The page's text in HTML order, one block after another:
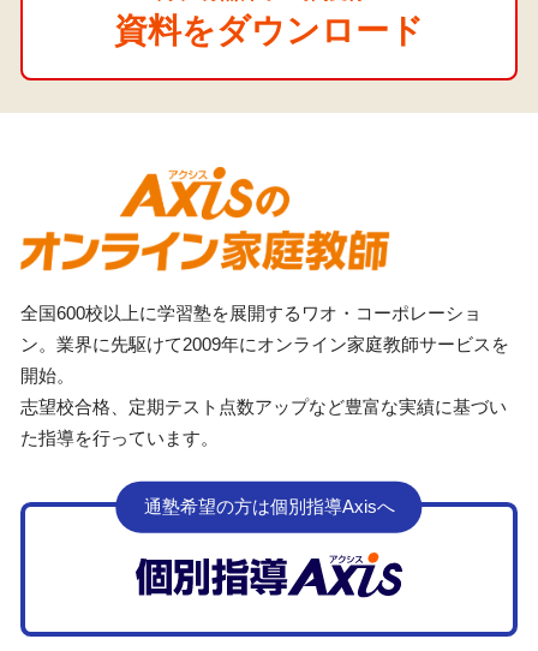
資料をダウンロード
全国600校以上に学習塾を展開するワオ・コーポレーショ
ン。業界に先駆けて2009年にオンライン家庭教師サービスを
開始。
志望校合格、定期テスト点数アップなど豊富な実績に基づい
た指導を行っています。
通塾希望の方は個別指導Axisへ